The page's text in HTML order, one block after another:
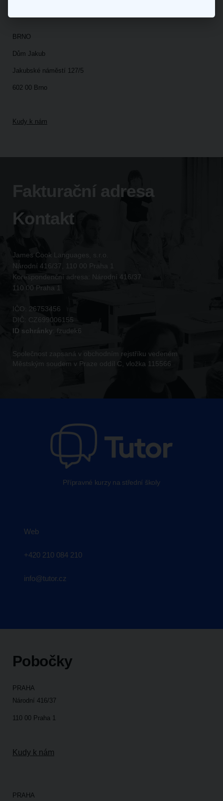
BRNO
Dům Jakub
Jakubské náměstí 127/5
602 00 Brno
Kudy k nám
Fakturační adresa
Kontakt
James Cook Languages, s.r.o.
Národní 416/37, 110 00 Praha 1
Korespondenční adresa: Národní 416/37
110 00 Praha 1
IČO:
26753456
DIČ:
CZ699006155
ID schránky fzudek6
Společnost zapsaná v obchodním rejstříku vedeném
Městským soudem v Praze oddíl C, vložka 115566
Přípravné kurzy na střední školy
Web
+420 210 084 210
info@tutor.cz
Pobočky
PRAHA
Národní 416/37
110 00 Praha 1
Kudy k nám
PRAHA